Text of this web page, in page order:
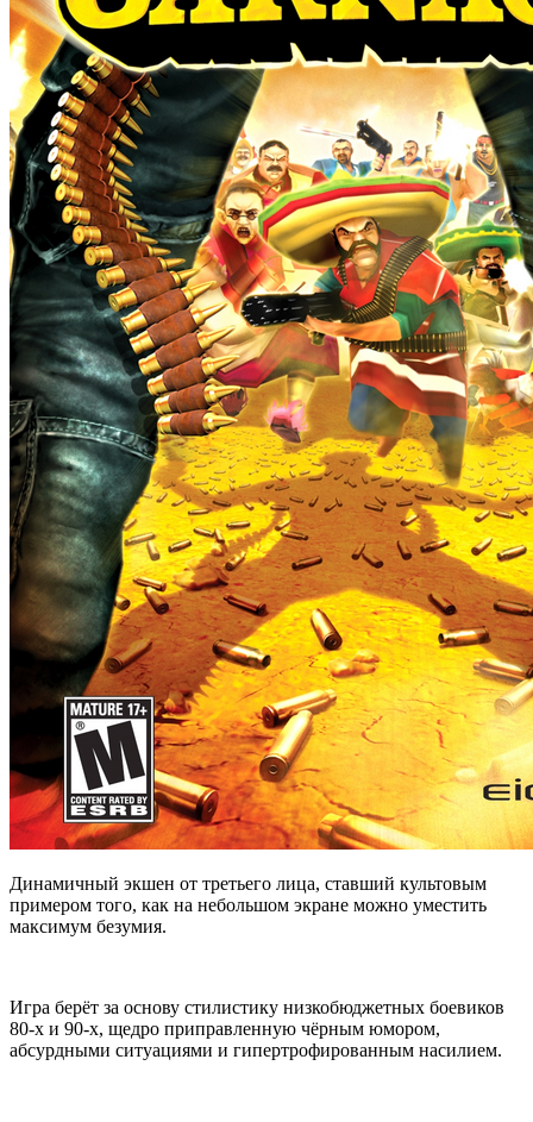
Динамичный экшен от третьего лица, ставший культовым
примером того, как на небольшом экране можно уместить
максимум безумия.
Игра берёт за основу стилистику низкобюджетных боевиков
80-х и 90-х, щедро приправленную чёрным юмором,
абсурдными ситуациями и гипертрофированным насилием.